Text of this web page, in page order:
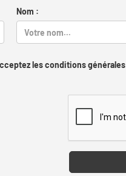
Nom :
les conditions générales